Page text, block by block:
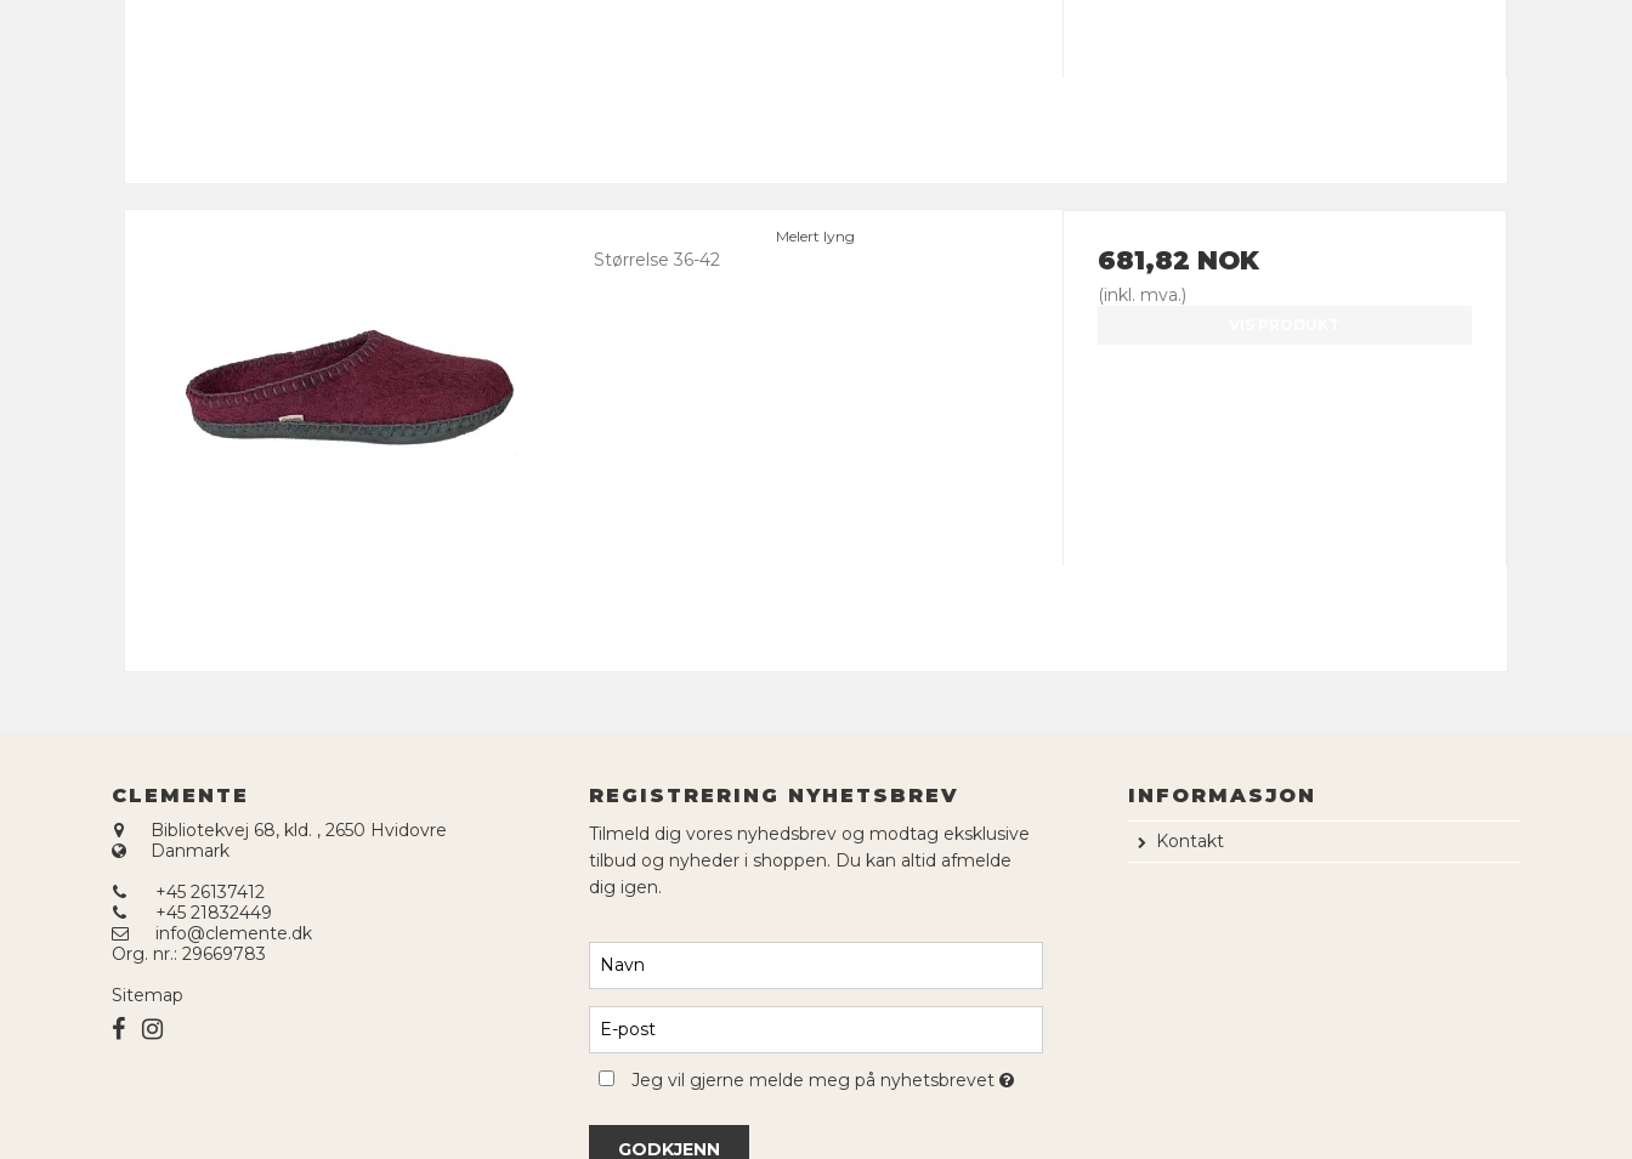
Melert lyng
Størrelse 36-42 681,82 NOK
(inkl. mva.)
CLEMENTE
Bibliotekvej 68, kld. , 2650 Hvidovre
Danmark
+45 26137412
+45 21832449
info@clemente.dk
Org. nr.: 29669783
Sitemap
REGISTRERING NYHETSBREV
Tilmeld dig vores nyhedsbrev og modtag eksklusive
tilbud og nyheder i shoppen. Du kan altid afmelde
dig igen.
Jeg vil gjerne melde meg på nyhetsbrevet
GODKJENN
INFORMASJON
Kontakt